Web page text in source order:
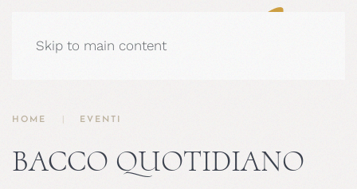
Skip to main content
HOME EVENTI
BACCO QUOTIDIANO